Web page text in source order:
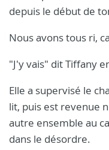
depuis le début de
Nous avons tous ri,
"J'y vais" dit Tiffany
Elle a supervisé le
lit, puis est revenue
autre ensemble au
dans le désordre.